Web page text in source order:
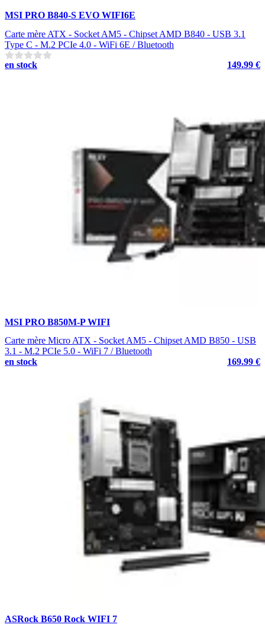
MSI PRO B840-S EVO WIFI6E
Carte mère ATX - Socket AM5 - Chipset AMD B840 - USB 3.1
Type C - M.2 PCIe 4.0 - WiFi 6E / Bluetooth
en stock
149.99 €
MSI PRO B850M-P WIFI
Carte mère Micro ATX - Socket AM5 - Chipset AMD B850 - USB
3.1 - M.2 PCIe 5.0 - WiFi 7 / Bluetooth
en stock
169.99 €
ASRock B650 Rock WIFI 7